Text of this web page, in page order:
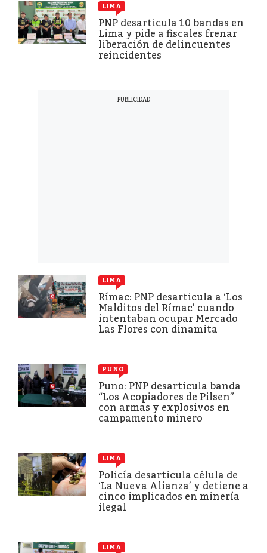
LIMA
PNP desarticula 10 bandas en
Lima y pide a fiscales frenar
liberación de delincuentes
reincidentes
LIMA
Rímac: PNP desarticula a ‘Los
Malditos del Rímac’ cuando
intentaban ocupar Mercado
Las Flores con dinamita
PUNO
Puno: PNP desarticula banda
“Los Acopiadores de Pilsen”
con armas y explosivos en
campamento minero
LIMA
Policía desarticula célula de
‘La Nueva Alianza’ y detiene a
cinco implicados en minería
ilegal
LIMA